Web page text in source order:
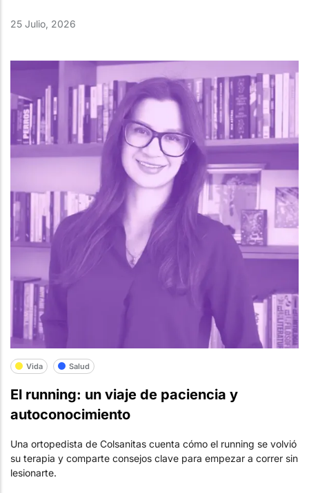
25 Julio, 2026
Vida Salud
El running: un viaje de paciencia y
autoconocimiento
Una ortopedista de Colsanitas cuenta cómo el running se volvió
su terapia y comparte consejos clave para empezar a correr sin
lesionarte.